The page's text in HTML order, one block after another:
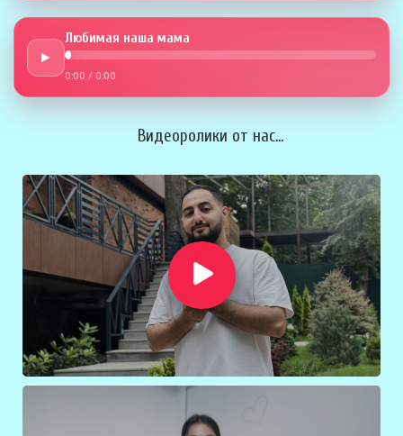
►
Любимая наша мама
0:00 / 0:00
Видеоролики от нас...